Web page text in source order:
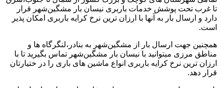
تا غرب تحت پوشش خدمات باربری نیسان بار مشگین‌شهر قرار
دارد و ارسال بار به آنها با ارزان ترین نرخ کرایه باربری امکان پذیر
است.
همچنین جهت ارسال بار از مشگین‌شهر به بنادر،لنگرگاه ها و
مناطق مرزی میتوانید با نیسان بار مشگین‌شهر تماس بگیرید تا با
ارزان ترین نرخ کرایه باربری انواع ماشین های باری را در ختیارتان
قرار دهد.